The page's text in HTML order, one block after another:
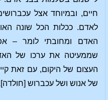
חיים, ובמיוחד אצל
לאדם. ככלות הכל שונה
האדם ומחובתי לומר –
שממעיטה את ערכו של
העצום של היקום, עם זאת
של אנוש ושל עכברוש